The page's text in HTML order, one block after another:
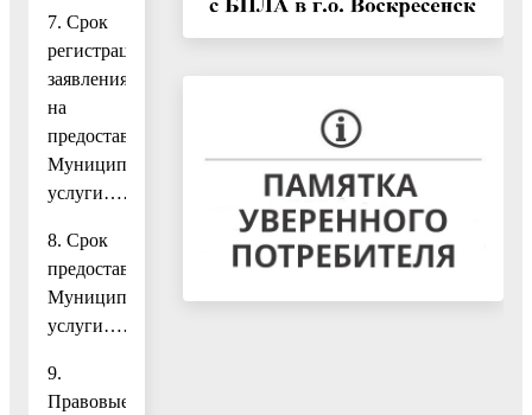
7. Срок
регистрации
заявления
на
предоставление
Муниципальной
услуги………………………….5
8. Срок
предоставления
Муниципальной
услуги………………………………………………………..6
9.
Правовые